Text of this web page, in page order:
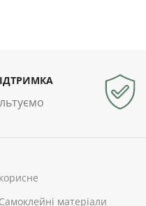
корисне
Самоклейні матеріали